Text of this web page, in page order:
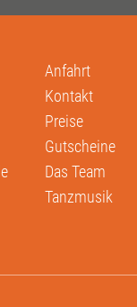
Anfahrt
Kontakt
Preise
Gutscheine
Das Team
Tanzmusik